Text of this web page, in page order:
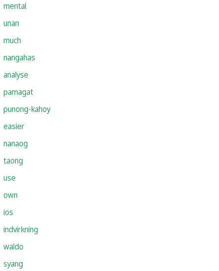
mental
unan
much
nangahas
analyse
pamagat
punong-kahoy
easier
nanaog
taong
use
own
ios
indvirkning
waldo
syang